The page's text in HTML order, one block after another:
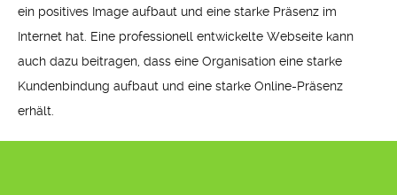
ein positives Image aufbaut und eine starke Präsenz im
Internet hat. Eine professionell entwickelte Webseite kann
auch dazu beitragen, dass eine Organisation eine starke
Kundenbindung aufbaut und eine starke Online-Präsenz
erhält.